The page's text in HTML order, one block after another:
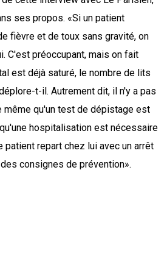
ses propos. «Si un patient
fièvre et de toux sans gravité, on
C'est préoccupant, mais on fait
est déjà saturé, le nombre de lits
t-il. Autrement dit, il n'y a pas
même qu'un test de dépistage est
hospitalisation est nécessaire
patient repart chez lui avec un arrêt
consignes de prévention».